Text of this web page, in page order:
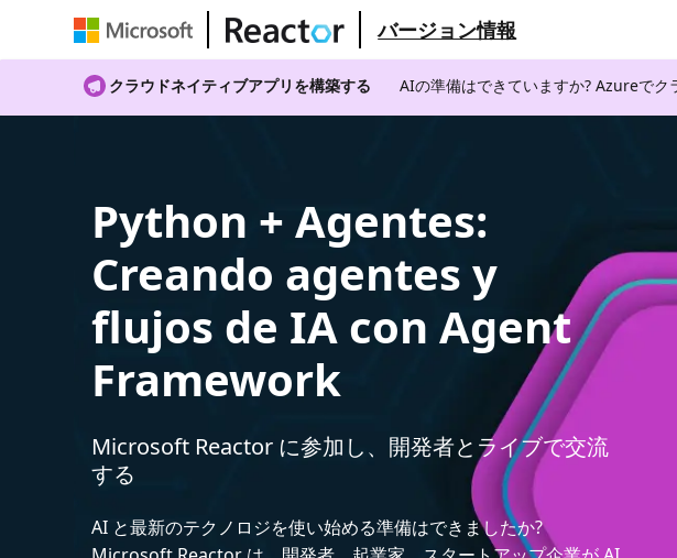
バージョン情報
クラウドネイティブアプリを構築する AIの準備はできていますか? Azureでク
Python + Agentes:
Creando agentes y
flujos de IA con Agent
Framework
Microsoft Reactor に参加し、開発者とライブで交流
する
AI と最新のテクノロジを使い始める準備はできましたか?